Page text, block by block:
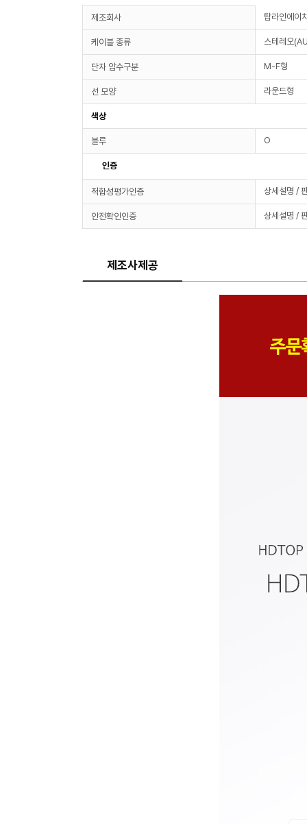
제조회사 탑라인에이
케이블 종류 스테레오
단자 암수구분 M-F형
선 모양 라운드형
색상
블루 O
인증
적합성평가인증 상세설명 /
안전확인인증 상세설명 /
제조사제공